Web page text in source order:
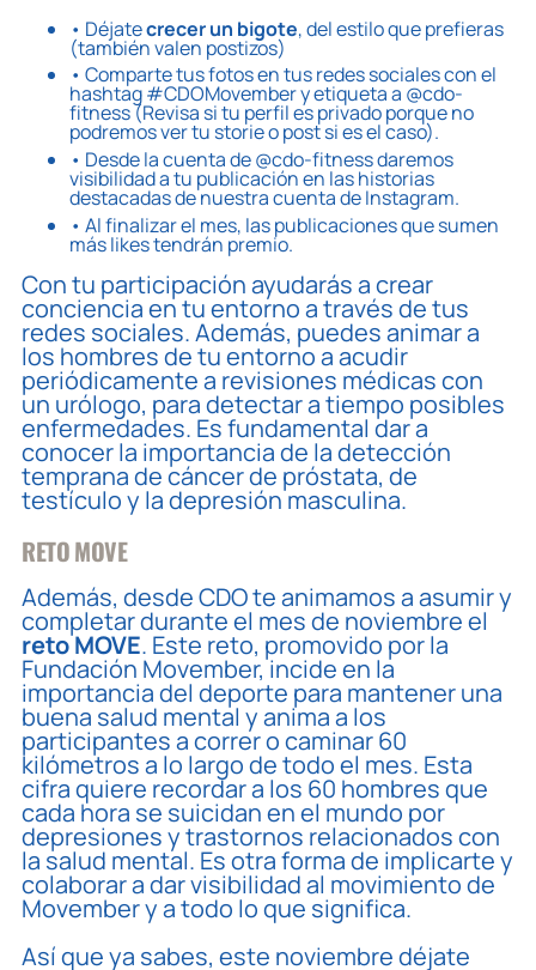
• Déjatecrecer un bigote, del estilo que prefieras
(también valen postizos)
• Comparte tus fotos en tus redes sociales con el
hashtag #CDOMovember y etiqueta a @cdo-
fitness (Revisa si tu perfil es privado porque no
podremos ver tu storie o post si es el caso).
• Desde la cuenta de @cdo-fitness daremos
visibilidad a tu publicación en las historias
destacadas de nuestra cuenta de Instagram.
• Al finalizar el mes, las publicaciones que sumen
máslikestendrán premio.
Con tu participación ayudarás a crear
conciencia en tu entorno a través de tus
redes sociales. Además, puedes animar a
los hombres de tu entorno a acudir
periódicamente a revisiones médicas con
un urólogo, para detectar a tiempo posibles
enfermedades. Es fundamental dar a
conocer la importancia de la detección
temprana de cáncer de próstata, de
testículo y la depresión masculina.
RETO MOVE
Además, desde CDO te animamos a asumir y
completar durante el mes de noviembre el
reto MOVE. Este reto, promovido por la
Fundación Movember, incide en la
importancia del deporte para mantener una
buena salud mental y anima a los
participantes a correr o caminar 60
kilómetros a lo largo de todo el mes. Esta
cifra quiere recordar a los 60 hombres que
cada hora se suicidan en el mundo por
depresiones y trastornos relacionados con
la salud mental. Es otra forma de implicarte y
colaborar a dar visibilidad al movimiento de
Movember y a todo lo que significa.
Así que ya sabes, este noviembre déjate